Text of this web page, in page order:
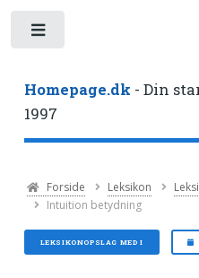
Homepage.dk - Din
1997
Forside Leksikon
Intuition betydning
LEKSIKONOPSLAG MED I